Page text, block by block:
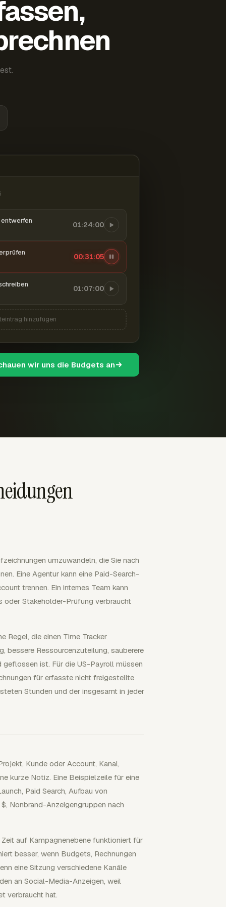
01:24:00
00:31:06
01:07:00
hinzufügen
wir uns die Budgets an
umzuwandeln, die Sie nach
Eine Agentur kann eine Paid-Search-
trennen. Ein internes Team kann
oder Stakeholder-Prüfung verbraucht
Regel, die einen Time Tracker
bessere Ressourcenzuteilung, sauberere
ist. Für die US-Payroll müssen
für erfasste nicht freigestellte
Stunden und der insgesamt in jeder
Kunde oder Account, Kanal,
kurze Notiz. Eine Beispielzeile für eine
Paid Search, Aufbau von
Nonbrand-Anzeigengruppen nach
auf Kampagnenebene funktioniert für
besser, wenn Budgets, Rechnungen
eine Sitzung verschiedene Kanäle
an Social-Media-Anzeigen, weil
verbraucht hat.